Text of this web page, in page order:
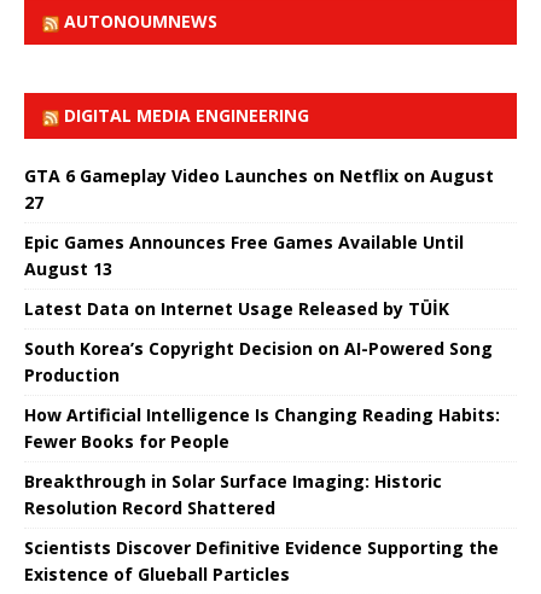
AUTONOUMNEWS
DIGITAL MEDIA ENGINEERING
GTA 6 Gameplay Video Launches on Netflix on August
27
Epic Games Announces Free Games Available Until
August 13
Latest Data on Internet Usage Released by TÜİK
South Korea’s Copyright Decision on AI-Powered Song
Production
How Artificial Intelligence Is Changing Reading Habits:
Fewer Books for People
Breakthrough in Solar Surface Imaging: Historic
Resolution Record Shattered
Scientists Discover Definitive Evidence Supporting the
Existence of Glueball Particles